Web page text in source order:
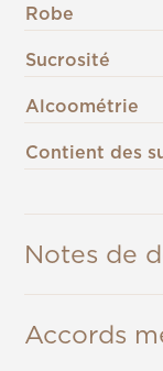
Robe
Sucrosité
Alcoométrie
Contient des
Notes de
Accords